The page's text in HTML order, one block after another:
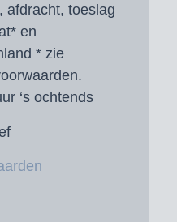
afdracht, toeslag
en
* zie
‘s ochtends